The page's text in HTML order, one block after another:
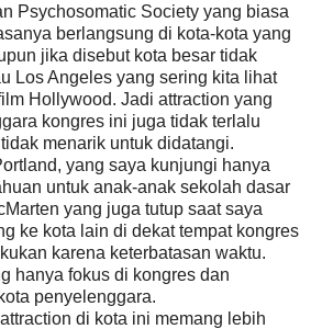
Psychosomatic Society yang biasa
berlangsung di kota-kota yang
jika disebut kota besar tidak
Los Angeles yang sering kita lihat
Hollywood. Jadi attraction yang
kongres ini juga tidak terlalu
menarik untuk didatangi.
yang saya kunjungi hanya
untuk anak-anak sekolah dasar
yang juga tutup saat saya
ke kota lain di dekat tempat kongres
karena keterbatasan waktu.
hanya fokus di kongres dan
penyelenggara.
di kota ini memang lebih